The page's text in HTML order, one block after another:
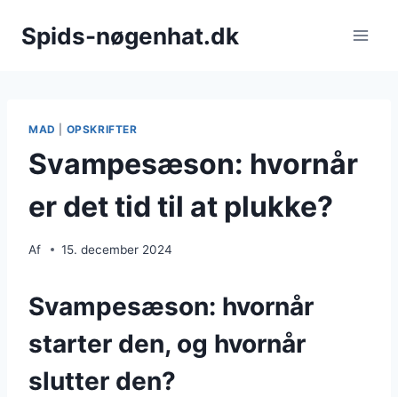
Spids-nøgenhat.dk
MAD OPSKRIFTER
Svampesæson: hvornår
er det tid til at plukke?
Af 15. december 2024
Svampesæson: hvornår
starter den, og hvornår
slutter den?